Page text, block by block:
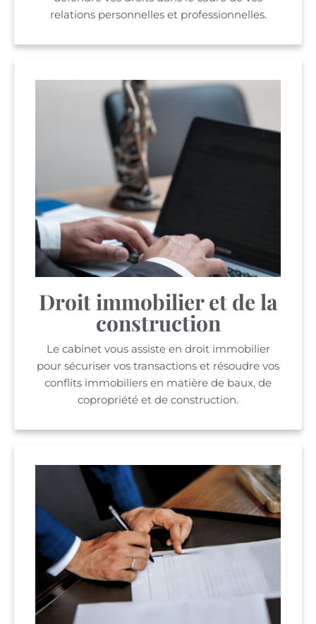
relations personnelles et professionnelles.
Droit immobilier et de la
construction
Le cabinet vous assiste en droit immobilier
pour sécuriser vos transactions et résoudre vos
conflits immobiliers en matière de baux, de
copropriété et de construction.